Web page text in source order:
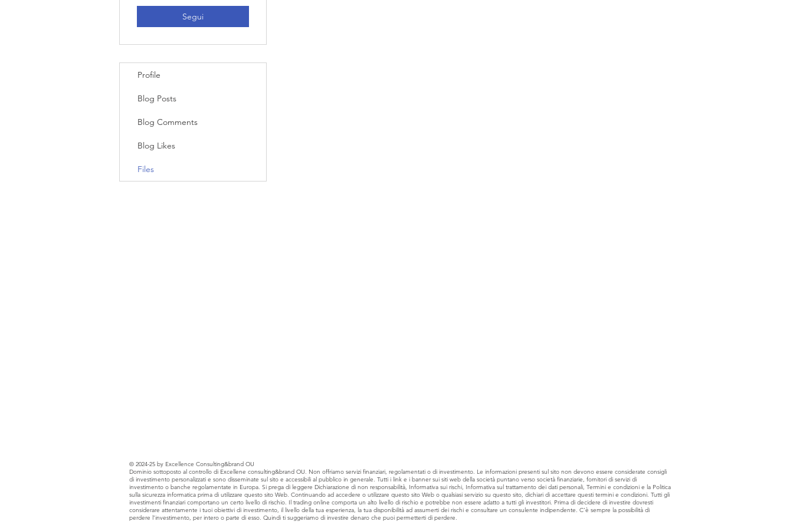
Segui
Profile
Blog Posts
Blog Comments
Blog Likes
Files
© 2024-25 by Excellence Consulting&brand OU
Dominio sottoposto al controllo di Excellene consulting&brand OU. Non offriamo servizi finanziari, regolamentati o di investimento. Le informazioni presenti sul sito non devono essere considerate consigli
di investimento personalizzati e sono disseminate sul sito e accessibili al pubblico in generale. Tutti i link e i banner sui siti web della società puntano verso società finanziarie, fornitori di servizi di
investimento o banche regolamentate in Europa. Si prega di leggere Dichiarazione di non responsabilità, Informativa sui rischi, Informativa sul trattamento dei dati personali, Termini e condizioni e la Politica
sulla sicurezza informatica prima di utilizzare questo sito Web. Continuando ad accedere o utilizzare questo sito Web o qualsiasi servizio su questo sito, dichiari di accettare questi termini e condizioni. Tutti gli
investimenti finanziari comportano un certo livello di rischio. Il trading online comporta un alto livello di rischio e potrebbe non essere adatto a tutti gli investitori. Prima di decidere di investire dovresti
considerare attentamente i tuoi obiettivi di investimento, il livello della tua esperienza, la tua disponibilità ad assumerti dei rischi e consultare un consulente indipendente. C’è sempre la possibilità di
perdere l’investimento, per intero o parte di esso. Quindi ti suggeriamo di investire denaro che puoi permetterti di perdere.